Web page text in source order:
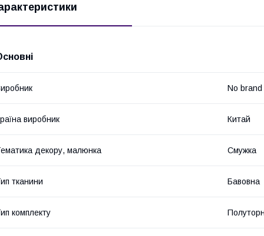
No brand
виробник Китай
декору, малюнка Смужка
тканини Бавовна
комплекту